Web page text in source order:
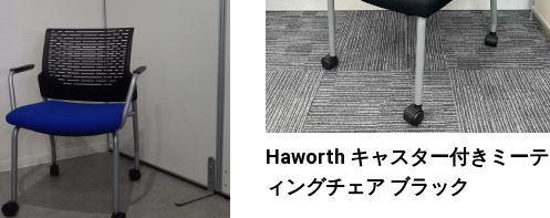
Haworth キャスター付きミーテ
ィングチェア ブラック